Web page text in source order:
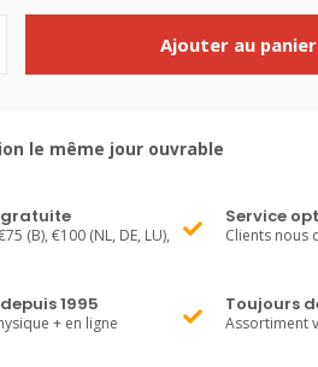
Ajouter au panier
le même jour ouvrable
gratuite
(B), €100 (NL, DE, LU),
Service
Clients nous
1995
+ en ligne
Toujours
Assortiment